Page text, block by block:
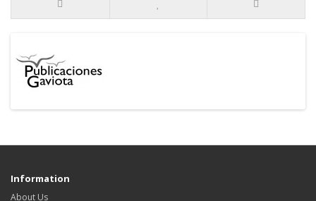
Information
About Us